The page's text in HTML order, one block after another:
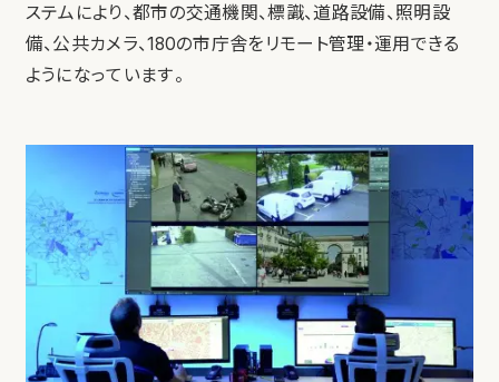
ステムにより、都市の交通機関、標識、道路設備、照明設
備、公共カメラ、180の市庁舎をリモート管理・運用できる
ようになっています。